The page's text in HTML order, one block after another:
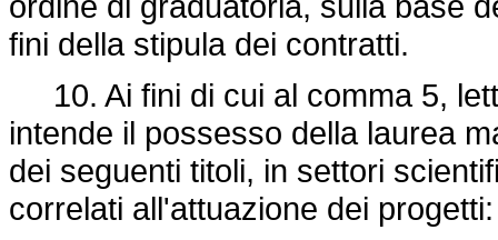
fini della stipula dei contratti.
10. Ai fini di cui al comma 5,
intende il possesso della laurea
dei seguenti titoli, in settori
correlati all'attuazione dei progetti: